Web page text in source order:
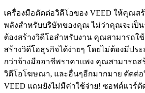
เครื่องมือตัดต่อวิดีโอของ VEED ให้คุณส
พลังสำหรับบริษัทของคุณ ไม่ว่าคุณจะเป็น
ต้องสร้างวิดีโอสำหรับงาน คุณสามารถใช้
สร้างวิดีโอธุรกิจได้ง่ายๆ โดยไม่ต้องมีปร
กว่าจ้างมืออาชีพราคาแพง คุณสามารถส
วิดีโอโฆษณา, และอื่นๆอีกมากมาย ตัดต่อ
VEED แถมยังไม่มีค่าใช้จ่าย! ซอฟต์แวร์ตั